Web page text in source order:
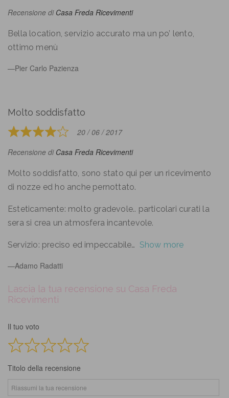
5
of
5
Recensione di Casa Freda Ricevimenti
Bella location, servizio accurato ma un po’ lento,
ottimo menù
Pier Carlo Pazienza
Molto soddisfatto
Rated
4
of
5
20 / 06 / 2017
Recensione di Casa Freda Ricevimenti
Molto soddisfatto, sono stato qui per un ricevimento
di nozze ed ho anche pernottato.
Esteticamente: molto gradevole.. particolari curati la
sera si crea un atmosfera incantevole.
Servizio: preciso ed impeccabile Show more
Adamo Radatti
Lascia la tua recensione su Casa Freda
Ricevimenti
Il tuo voto
Titolo della recensione